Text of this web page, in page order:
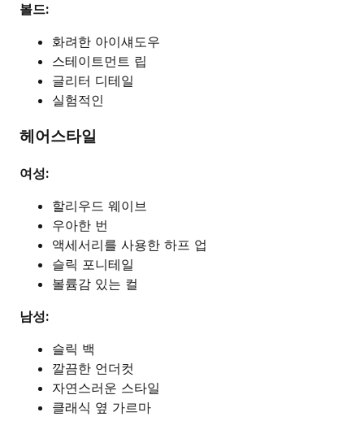
볼드:
화려한 아이섀도우
스테이트먼트 립
글리터 디테일
실험적인
헤어스타일
여성:
할리우드 웨이브
우아한 번
액세서리를 사용한 하프 업
슬릭 포니테일
볼륨감 있는 컬
남성:
슬릭 백
깔끔한 언더컷
자연스러운 스타일
클래식 옆 가르마